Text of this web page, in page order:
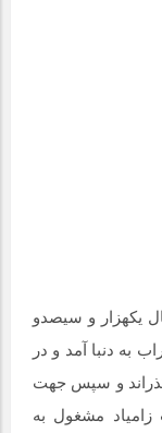
یکهزار و سیصدو
به دنبا آمد و در
و سپس جهت
مشغول به